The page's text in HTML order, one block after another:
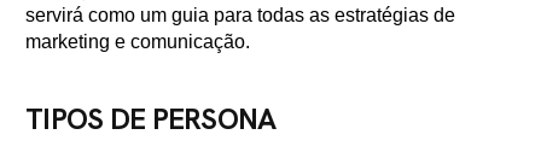
servirá como um guia para todas as estratégias de
marketing e comunicação.
TIPOS DE PERSONA